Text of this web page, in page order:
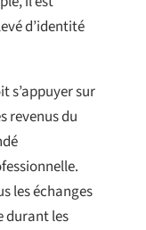
d’identité
s’appuyer sur
revenus du
les échanges
durant les